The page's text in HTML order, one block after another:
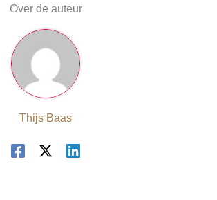
Over de auteur
Thijs Baas